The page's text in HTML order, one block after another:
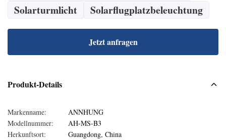
Solarturmlicht
Solarflugplatzbeleuchtung
Jetzt anfragen
Produkt-Details
Markenname:
ANNHUNG
Modellnummer:
AH-MS-B3
Herkunftsort:
Guangdong, China